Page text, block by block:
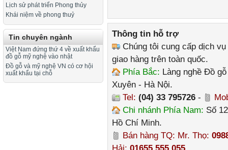
Lịch sử phát triển Phong thủy
Khái niệm về phong thuỷ
Tin chuyên ngành
Việt Nam đứng thứ 4 về xuất khẩu
đồ gỗ mỹ nghệ vào nhật
Đồ gỗ và mỹ nghệ VN có cơ hội
xuất khẩu tại chỗ
Thông tin hỗ trợ
Chúng tôi cung cấp dịch
giao hàng trên toàn quốc.
Phía Bắc: Làng nghề Đồ
Xuyên - Hà Nội.
Tel: (04) 33 795726 -
Chi nhánh Phía Nam: Số
Hồ Chí Minh.
Bán hàng TQ: Mr. Thọ:
Hải: 01655 555 055